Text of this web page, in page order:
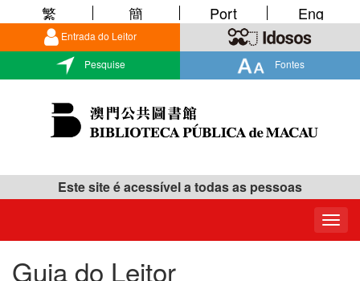
Entrada do Leitor
Pesquise Fontes
繁 簡 Port Eng
Este site é acessível a todas as pessoas
Guia do Leitor